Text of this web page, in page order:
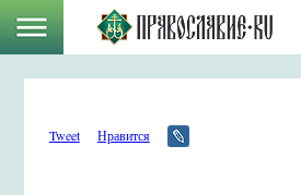
Tweet Нравится